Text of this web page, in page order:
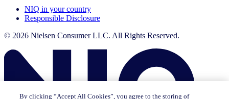
NIQ in your country
Responsible Disclosure
© 2026 Nielsen Consumer LLC. All Rights Reserved.
By clicking “Accept All Cookies”, you agree to the storing of